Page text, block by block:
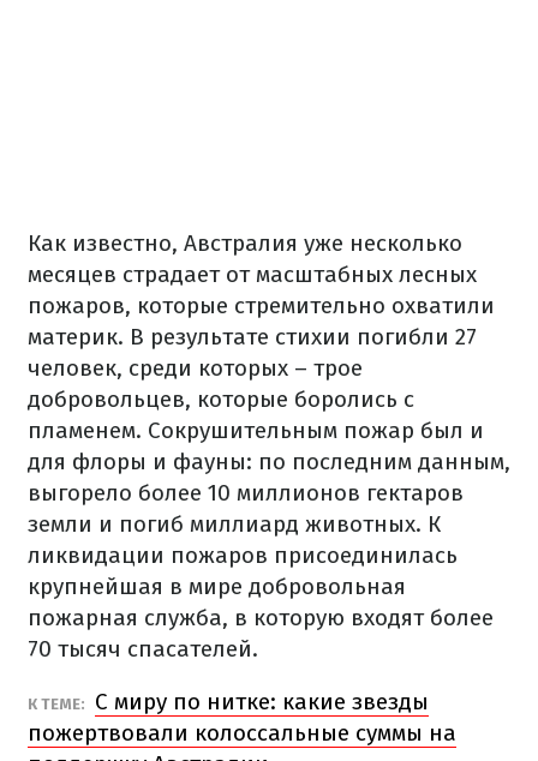
Как известно, Австралия уже несколько
месяцев страдает от масштабных лесных
пожаров, которые стремительно охватили
материк. В результате стихии погибли 27
человек, среди которых – трое
добровольцев, которые боролись с
пламенем. Сокрушительным пожар был и
для флоры и фауны: по последним данным,
выгорело более 10 миллионов гектаров
земли и погиб миллиард животных. К
ликвидации пожаров присоединилась
крупнейшая в мире добровольная
пожарная служба, в которую входят более
70 тысяч спасателей.
К ТЕМЕ:
С миру по нитке: какие звезды
пожертвовали колоссальные суммы на